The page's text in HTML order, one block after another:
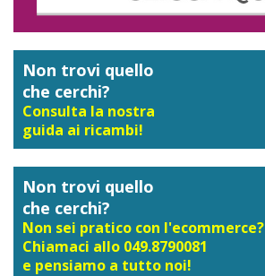
Non trovi quello
che cerchi?
Consulta la nostra
guida ai ricambi!
Non trovi quello
che cerchi?
Non sei pratico con l'ecommerce?
Chiamaci allo 049.8790081
e pensiamo a tutto noi!